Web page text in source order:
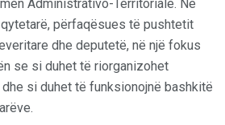
Administrativo-Territoriale. Në
përfaqësues të pushtetit
dhe deputetë, në një fokus
se si duhet të riorganizohet
si duhet të funksionojnë bashkitë